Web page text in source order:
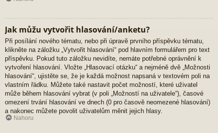
Jak můžu vytvořit hlasování/anketu?
Při posílání nového tématu, nebo při úpravě prvního příspěvku tématu,
klikněte na záložku „Vytvořit hlasování“ pod hlavním formulářem pro text
příspěvku. Pokud tuto záložku nevidíte, nemáte potřebné oprávnění k
vytvoření hlasování. Vložte „Hlasovací otázku“ a nejméně dvě „Možnosti
hlasování“, ujistěte se, že je každá možnost napsaná v textovém poli na
vlastním řádku. Můžete také nastavit počet možností, které uživatel
může během hlasování vybrat (v poli „Možností na uživatele“), časové
omezení trvání hlasování ve dnech (0 pro časově neomezené hlasování)
a nakonec můžete povolit uživatelům měnit jejich hlasy.
Nahoru